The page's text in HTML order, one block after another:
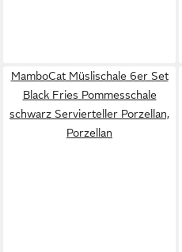
MamboCat Müslischale 6er Set
Black Fries Pommesschale
schwarz Servierteller Porzellan,
Porzellan